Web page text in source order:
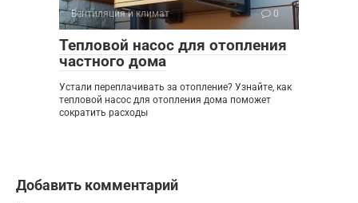
Вентиляция и климат 0
Тепловой насос для отопления
частного дома
Устали переплачивать за отопление? Узнайте, как
тепловой насос для отопления дома поможет
сократить расходы
Добавить комментарий